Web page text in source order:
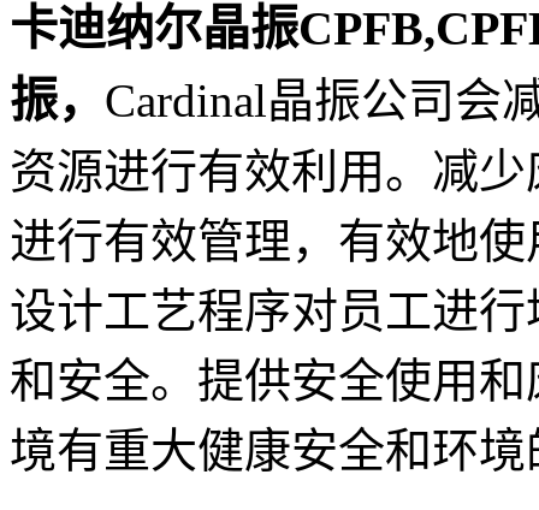
卡迪纳尔晶振
振， Cardinal晶振公司会
资源进行有效利用。减
进行有效管理，有效地
设计工艺程序对员工进
和安全。提供安全使用
境有重大健康安全和环